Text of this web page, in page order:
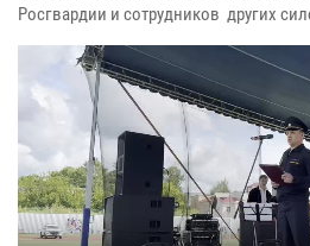
Росгвардии и сотрудников других